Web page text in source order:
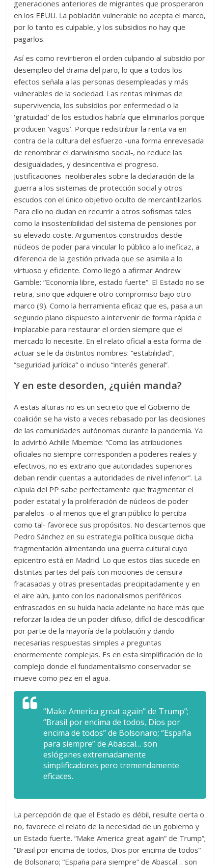
generaciones anteriores de migrantes que prosperaron
en los EEUU. La población vulnerable no acepta el marco,
por lo tanto es culpable, y los subsidios no hay que
pagarlos.
Así es como revirtieron el orden culpando al subsidio por
desempleo del drama del paro, lo que a todos los
efectos señala a las personas desempleadas y más
vulnerables de la sociedad. Las rentas mínimas de
supervivencia, los subsidios por enfermedad o la
‘gratuidad’ de los estudios habría que eliminarlos porque
producen ‘vagos’. Porque redistribuir la renta va en
contra de la cultura del esfuerzo -una forma enrevesada
de renombrar el darwinismo social-, no reduce las
desigualdades, y desincentiva el progreso.
Justificaciones neoliberales sobre la declaración de la
guerra a los sistemas de protección social y otros
escudos con el único objetivo oculto de mercantilizarlos.
Para ello no dudan en recurrir a otros sofismas tales
como la insostenibilidad del sistema de pensiones por
su elevado coste. Argumentos construidos desde
núcleos de poder para vincular lo público a lo ineficaz, a
diferencia de la gestión privada que se asimila a lo
virtuoso y eficiente. Como llegó a afirmar Andrew
Gamble: “Economía libre, estado fuerte”. El Estado no se
retira, sino que adquiere otro compromiso bajo otro
marco (9). Como la herramienta eficaz que es, pasa a un
segundo plano dispuesto a intervenir de forma rápida e
implacable para restaurar el orden siempre que el
mercado lo necesite. En el relato oficial a esta forma de
actuar se le da distintos nombres: “estabilidad”,
“seguridad jurídica” o incluso “interés general”.
Y en este desorden, ¿quién manda?
A estas alturas no es un secreto que el Gobierno de
coalición se ha visto a veces rebasado por las decisiones
de las comunidades autónomas durante la pandemia. Ya
lo advirtió Achille Mbembe: “Como las atribuciones
oficiales no siempre corresponden a poderes reales y
efectivos, no es extraño que autoridades superiores
deban rendir cuentas a autoridades de nivel inferior”. La
cúpula del PP sabe perfectamente que fragmentar el
poder estatal y la proliferación de núcleos de poder
paralelos -o al menos que el gran público lo perciba
como tal- favorece sus propósitos. No descartemos que
Pedro Sánchez en su estrategia política busque dicha
fragmentación alimentando una guerra cultural cuyo
epicentro está en Madrid. Lo que estos días sucede en
distintas partes del país con mociones de censura
fracasadas y otras presentadas precipitadamente y en
el aire aún, junto con los nacionalismos periféricos
enfrascados en su huida hacia adelante no hace más que
reforzar la idea de un poder difuso, difícil de descodificar
por parte de la mayoría de la población y dando
necesarias respuestas simples a preguntas
enormemente complejas. Es en esta simplificación de lo
complejo donde el fundamentalismo conservador se
mueve como pez en el agua.
“Make America great again” de Trump”;
“Brasil por encima de todos, Dios por
encima de todos” de Bolsonaro; “España
para siempre” de Abascal… son
eslóganes extremadamente
simplificadores pero tremendamente
eficaces.
La percepción de que el Estado es débil, resulte cierta o
no, favorece el relato de la necesidad de un gobierno y
un Estado fuerte. “Make America great again” de Trump”;
“Brasil por encima de todos, Dios por encima de todos”
de Bolsonaro; “España para siempre” de Abascal… son